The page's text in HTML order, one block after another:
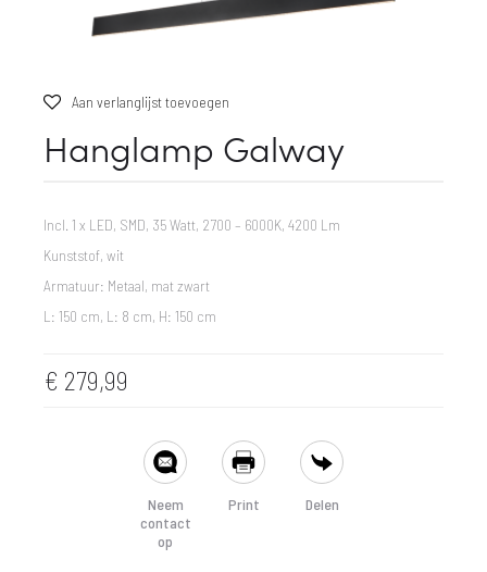
Aan verlanglijst toevoegen
Hanglamp Galway
Incl. 1 x LED, SMD, 35 Watt, 2700 – 6000K, 4200 Lm
Kunststof, wit
Armatuur: Metaal, mat zwart
L: 150 cm, L: 8 cm, H: 150 cm
€ 279,99
Neem
contact
op
Print Delen